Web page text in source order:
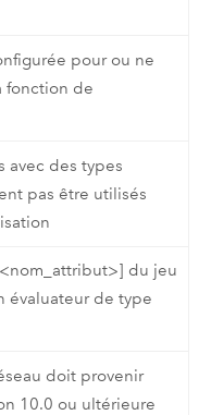
pour ou ne
fonction de
avec des types
pas être utilisés
du jeu
évaluateur de type
doit provenir
10.0 ou ultérieure